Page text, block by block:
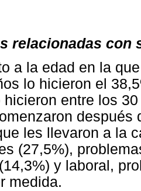
relacionadas con
a la edad en la
lo hicieron el
hicieron entre los
después
les llevaron a la
(27,5%),
y laboral,
medida.